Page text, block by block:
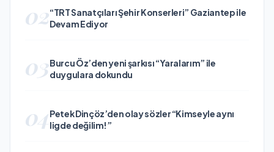
02“TRT Sanatçıları Şehir Konserleri” Gaziantep ile
Devam Ediyor
03Burcu Öz’den yeni şarkısı “Yaralarım” ile
duygulara dokundu
04Petek Dinçöz’den olay sözler “Kimseyle aynı
ligde değilim!”